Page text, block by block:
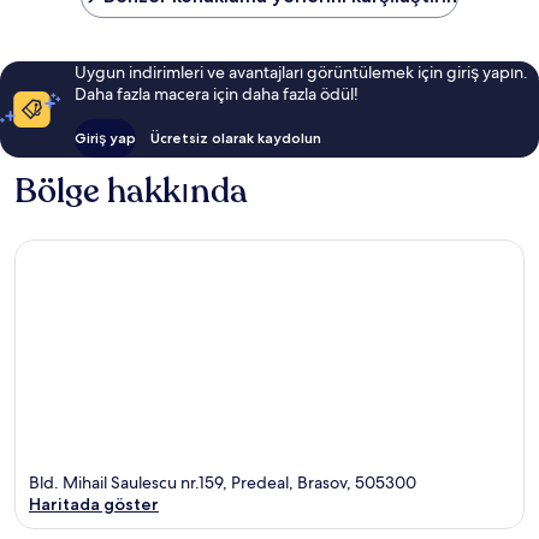
Uygun indirimleri ve avantajları görüntülemek için giriş yapın.
Daha fazla macera için daha fazla ödül!
Giriş yap Ücretsiz olarak kaydolun
Bölge hakkında
Bld. Mihail Saulescu nr.159, Predeal, Brasov, 505300
Haritada göster